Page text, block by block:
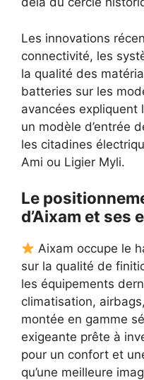
Les innovations
connectivité, les
la qualité des
batteries sur les
avancées expliquent
un modèle d’entrée
les citadines
Ami ou Ligier Myli.
Le
d’Aixam et ses
Aixam occupe le
sur la qualité de
les équipements
climatisation,
montée en gamme
exigeante prête à
pour un confort et
qu’une meilleure